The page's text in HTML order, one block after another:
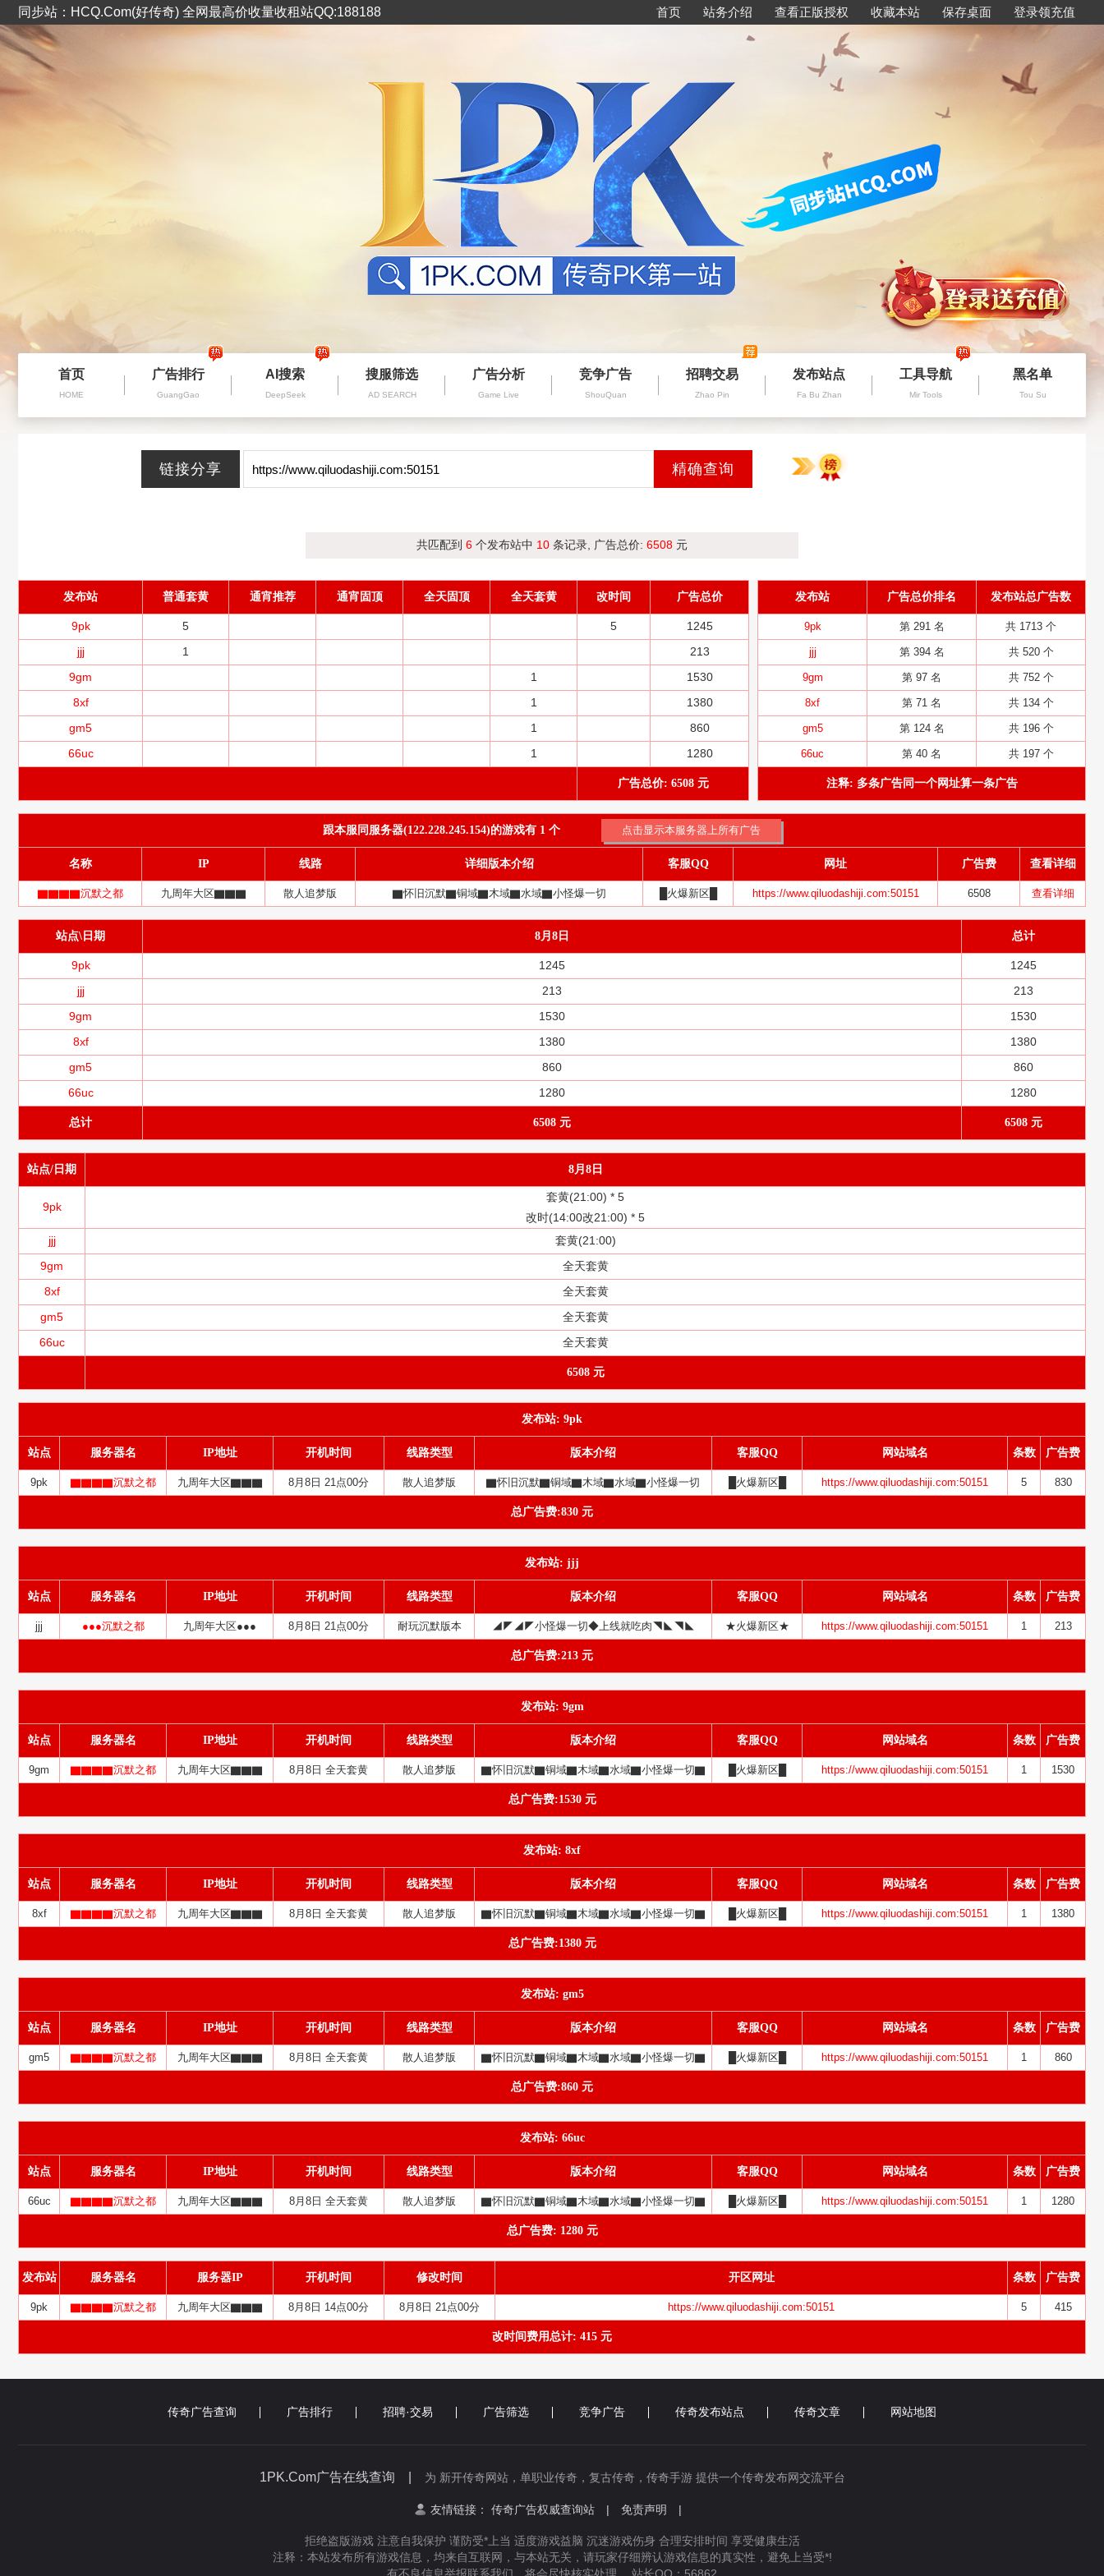
同步站：HCQ.Com(好传奇) 全网最高价收量收租站QQ:188188 首页 站务介绍 查看正版授权 收藏本站 保存桌面 登录领充值
首页
HOME
广告排行
GuangGao
AI搜索
DeepSeek
搜服筛选
AD SEARCH
广告分析
Game Live
竞争广告
ShouQuan
招聘交易
Zhao Pin
发布站点
Fa Bu Zhan
工具导航
Mir Tools
黑名单
Tou Su
共匹配到 6 个发布站中 10 条记录, 广告总价: 6508 元
发布站 普通套黄 通宵推荐 通宵固顶 全天固顶 全天套黄 改时间 广告总价
9pk 5 5
1245
jjj
1
213
9gm
1
1530
8xf
1
1380
gm5
1
860
66uc
1 1280
广告总价: 6508 元
发布站 广告总价排名 发布站总广告数
9pk 第 291 名 共 1713 个
jjj 第 394 名 共 520 个
9gm 第 97 名 共 752 个
8xf 第 71 名 共 134 个
gm5 第 124 名 共 196 个
66uc 第 40 名 共 197 个
注释: 多条广告同一个网址算一条广告
跟本服同服务器(122.228.245.154)的游戏有 1 个
名称 IP 线路 详细版本介绍 客服QQ 网址 广告费 查看详细
▇▇▇▇沉默之都 九周年大区▇▇▇ 散人追梦版 ▇怀旧沉默▇铜域▇木域▇水域▇小怪爆一切 █火爆新区█ https://www.qiluodashiji.com:50151 6508 查看详细
站点\日期 8月8日 总计
9pk 1245
1245
jjj
213
213
9gm
1530
1530
8xf
1380
1380
gm5
860
860
66uc
1280 1280
总计 6508 元 6508 元
站点/日期 8月8日
9pk
套黄(21:00) * 5
改时(14:00改21:00) * 5
jjj
套黄(21:00)
9gm
全天套黄
8xf
全天套黄
gm5
全天套黄
66uc
全天套黄
6508 元
发布站: 9pk
站点 服务器名 IP地址 开机时间 线路类型 版本介绍 客服QQ 网站域名 条数 广告费
9pk ▇▇▇▇沉默之都 九周年大区▇▇▇ 8月8日 21点00分 散人追梦版 ▇怀旧沉默▇铜域▇木域▇水域▇小怪爆一切 █火爆新区█ https://www.qiluodashiji.com:50151 5 830
总广告费:830 元
发布站: jjj
站点 服务器名 IP地址 开机时间 线路类型 版本介绍 客服QQ 网站域名 条数 广告费
jjj ●●●沉默之都 九周年大区●●● 8月8日 21点00分 耐玩沉默版本 ◢◤◢◤小怪爆一切◆上线就吃肉◥◣◥◣ ★火爆新区★ https://www.qiluodashiji.com:50151 1 213
总广告费:213 元
发布站: 9gm
站点 服务器名 IP地址 开机时间 线路类型 版本介绍 客服QQ 网站域名 条数 广告费
9gm ▇▇▇▇沉默之都 九周年大区▇▇▇ 8月8日 全天套黄 散人追梦版 ▇怀旧沉默▇铜域▇木域▇水域▇小怪爆一切▇ █火爆新区█ https://www.qiluodashiji.com:50151 1 1530
总广告费:1530 元
发布站: 8xf
站点 服务器名 IP地址 开机时间 线路类型 版本介绍 客服QQ 网站域名 条数 广告费
8xf ▇▇▇▇沉默之都 九周年大区▇▇▇ 8月8日 全天套黄 散人追梦版 ▇怀旧沉默▇铜域▇木域▇水域▇小怪爆一切▇ █火爆新区█ https://www.qiluodashiji.com:50151 1 1380
总广告费:1380 元
发布站: gm5
站点 服务器名 IP地址 开机时间 线路类型 版本介绍 客服QQ 网站域名 条数 广告费
gm5 ▇▇▇▇沉默之都 九周年大区▇▇▇ 8月8日 全天套黄 散人追梦版 ▇怀旧沉默▇铜域▇木域▇水域▇小怪爆一切▇ █火爆新区█ https://www.qiluodashiji.com:50151 1 860
总广告费:860 元
发布站: 66uc
站点 服务器名 IP地址 开机时间 线路类型 版本介绍 客服QQ 网站域名 条数 广告费
66uc ▇▇▇▇沉默之都 九周年大区▇▇▇ 8月8日 全天套黄 散人追梦版 ▇怀旧沉默▇铜域▇木域▇水域▇小怪爆一切▇ █火爆新区█ https://www.qiluodashiji.com:50151 1 1280
总广告费: 1280 元
发布站 服务器名 服务器IP 开机时间 修改时间 开区网址 条数 广告费
9pk ▇▇▇▇沉默之都 九周年大区▇▇▇ 8月8日 14点00分 8月8日 21点00分 https://www.qiluodashiji.com:50151 5 415
改时间费用总计: 415 元
传奇广告查询 广告排行 招聘·交易 广告筛选 竞争广告 传奇发布站点 传奇文章 网站地图
1PK.Com广告在线查询 | 为 新开传奇网站，单职业传奇，复古传奇，传奇手游 提供一个传奇发布网交流平台
友情链接： 传奇广告权威查询站 | 免责声明 |
拒绝盗版游戏 注意自我保护 谨防受*上当 适度游戏益脑 沉迷游戏伤身 合理安排时间 享受健康生活
注释：本站发布所有游戏信息，均来自互联网，与本站无关，请玩家仔细辨认游戏信息的真实性，避免上当受*!